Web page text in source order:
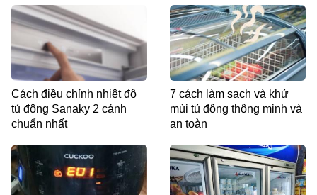
Cách điều chỉnh nhiệt độ
tủ đông Sanaky 2 cánh
chuẩn nhất
7 cách làm sạch và khử
mùi tủ đông thông minh và
an toàn